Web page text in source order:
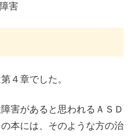
害
４章でした。
害があると思われるＡＳＤ
本には、そのような方の治